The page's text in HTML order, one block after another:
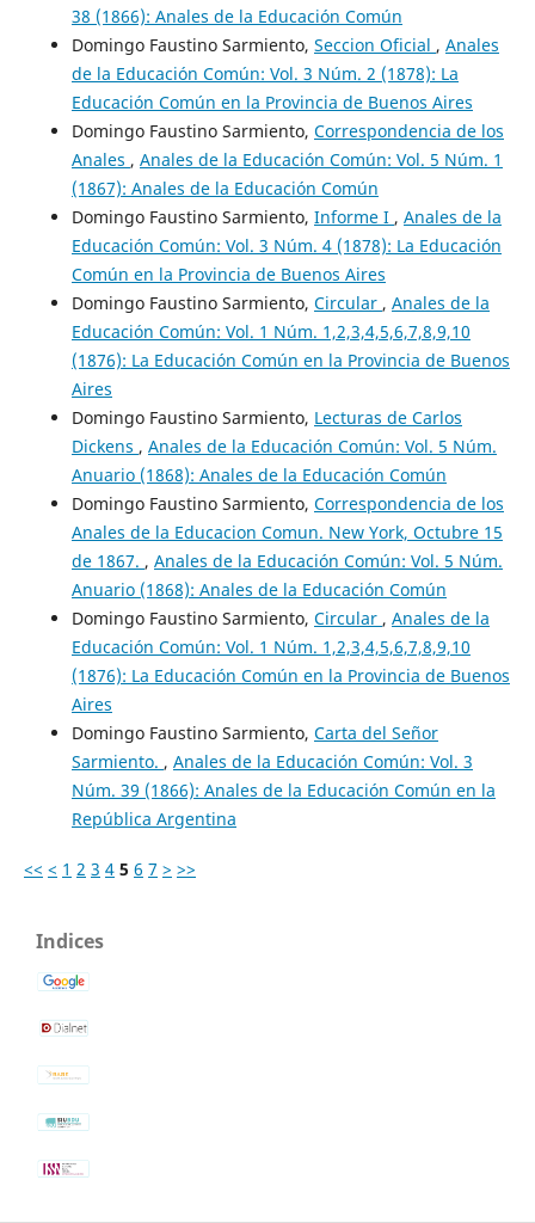
38 (1866): Anales de la Educación Común
Domingo Faustino Sarmiento, Seccion Oficial , Anales
de la Educación Común: Vol. 3 Núm. 2 (1878): La
Educación Común en la Provincia de Buenos Aires
Domingo Faustino Sarmiento, Correspondencia de los
Anales , Anales de la Educación Común: Vol. 5 Núm. 1
(1867): Anales de la Educación Común
Domingo Faustino Sarmiento, Informe I , Anales de la
Educación Común: Vol. 3 Núm. 4 (1878): La Educación
Común en la Provincia de Buenos Aires
Domingo Faustino Sarmiento, Circular , Anales de la
Educación Común: Vol. 1 Núm. 1,2,3,4,5,6,7,8,9,10
(1876): La Educación Común en la Provincia de Buenos
Aires
Domingo Faustino Sarmiento, Lecturas de Carlos
Dickens , Anales de la Educación Común: Vol. 5 Núm.
Anuario (1868): Anales de la Educación Común
Domingo Faustino Sarmiento, Correspondencia de los
Anales de la Educacion Comun. New York, Octubre 15
de 1867. , Anales de la Educación Común: Vol. 5 Núm.
Anuario (1868): Anales de la Educación Común
Domingo Faustino Sarmiento, Circular , Anales de la
Educación Común: Vol. 1 Núm. 1,2,3,4,5,6,7,8,9,10
(1876): La Educación Común en la Provincia de Buenos
Aires
Domingo Faustino Sarmiento, Carta del Señor
Sarmiento. , Anales de la Educación Común: Vol. 3
Núm. 39 (1866): Anales de la Educación Común en la
República Argentina
<< < 1 2 3 4 5 6 7 > >>
Indices